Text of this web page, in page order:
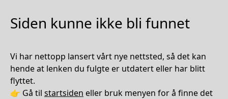
Siden kunne ikke bli funnet
Vi har nettopp lansert vårt nye nettsted, så det kan
hende at lenken du fulgte er utdatert eller har blitt
flyttet.
👉 Gå til startsiden eller bruk menyen for å finne det